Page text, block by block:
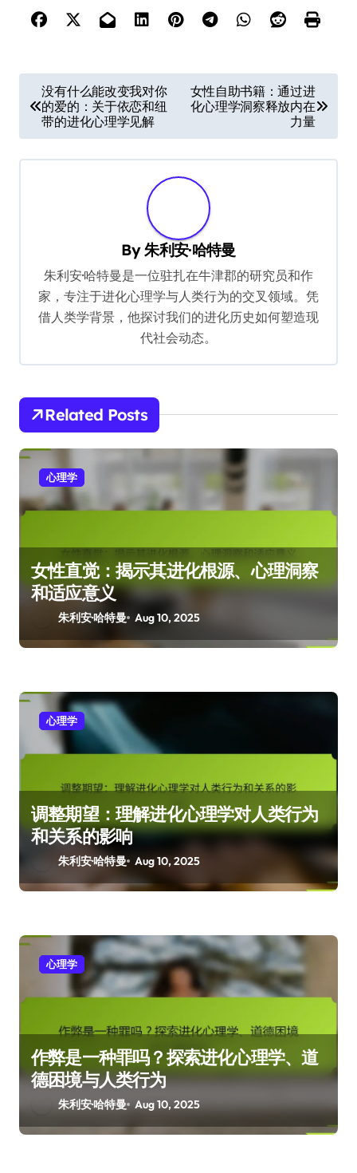
o
s
t
o
n
没有什么能改变我对你
的爱的：关于依恋和纽
带的进化心理学见解
女性自助书籍：通过进
化心理学洞察释放内在
力量
By朱利安·哈特曼
朱利安·哈特曼是一位驻扎在牛津郡的研究员和作
家，专注于进化心理学与人类行为的交叉领域。凭
借人类学背景，他探讨我们的进化历史如何塑造现
代社会动态。
Related Posts
心理学
女性直觉：揭示其进化根源、心理洞察
和适应意义
朱利安·哈特曼 Aug 10, 2025
心理学
调整期望：理解进化心理学对人类行为
和关系的影响
朱利安·哈特曼 Aug 10, 2025
心理学
作弊是一种罪吗？探索进化心理学、道
德困境与人类行为
朱利安·哈特曼 Aug 10, 2025